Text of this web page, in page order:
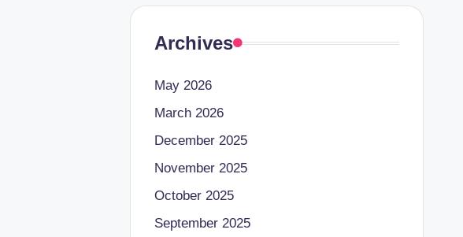
Archives
May 2026
March 2026
December 2025
November 2025
October 2025
September 2025